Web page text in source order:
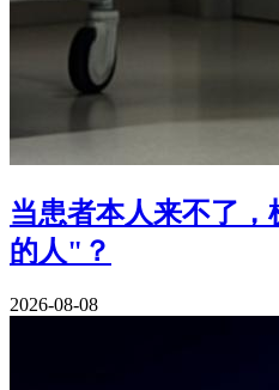
当患者本人来不了
的人"？
2026-08-08